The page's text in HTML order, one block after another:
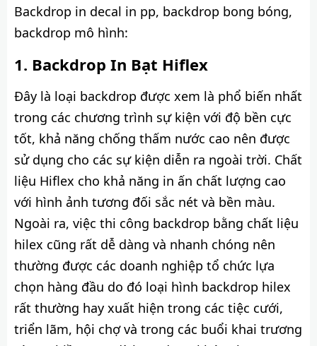
Backdrop in decal in pp, backdrop bong bóng,
backdrop mô hình:
Backdrop In Bạt Hiflex
Đây là loại backdrop được xem là phổ biến nhất
trong các chương trình sự kiện với độ bền cực
tốt, khả năng chống thấm nước cao nên được
sử dụng cho các sự kiện diễn ra ngoài trời. Chất
liệu Hiflex cho khả năng in ấn chất lượng cao
với hình ảnh tương đối sắc nét và bền màu.
Ngoài ra, việc thi công backdrop bằng chất liệu
hilex cũng rất dễ dàng và nhanh chóng nên
thường được các doanh nghiệp tổ chức lựa
chọn hàng đầu do đó loại hình backdrop hilex
rất thường hay xuất hiện trong các tiệc cưới,
triển lãm, hội chợ và trong các buổi khai trương